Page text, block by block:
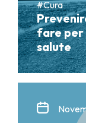
#Cura
fare per
salute